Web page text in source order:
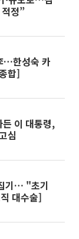
정”
…한성숙 카
합]
이 대통령,
심
기… "초기
대수술]